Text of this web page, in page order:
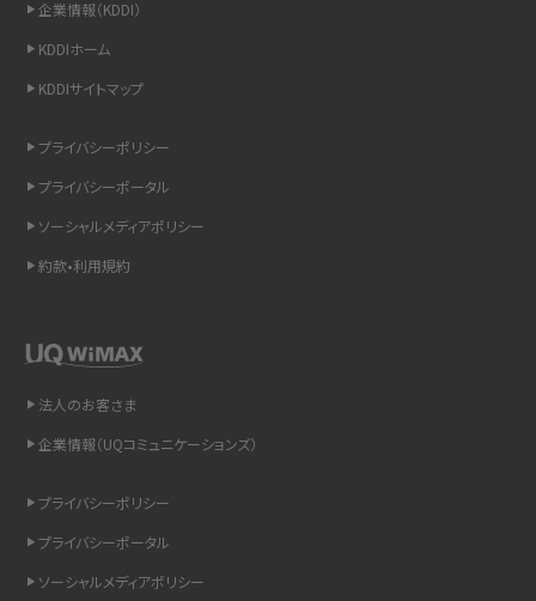
リプライ機能とは？LINE、X（旧Twitter）、Instagram、TikTokで送る方法を解説
インスタのDMの送り方は？便利機能の使い方や注意点をわかりやすく解説
LINEで送信取り消しをする方法は？相手に知られるのか、削除との違いも紹介
詳しく解説
Wi-Fiを快適に使うための速度はどれくらい？用途別の目安・回線ごとの平均を
紹介
LINEの着信音や通知音の設定・変更方法を解説！鳴らない場合の対処法も紹介
着信拒否とは？設定方法やブロックした番号の確認方法を解説
企業情報（KDDI）
KDDIホーム
KDDIサイトマップ
プライバシーポリシー
プライバシーポータル
ソーシャルメディアポリシー
約款•利用規約
法人のお客さま
企業情報（UQコミュニケーションズ）
プライバシーポリシー
プライバシーポータル
ソーシャルメディアポリシー